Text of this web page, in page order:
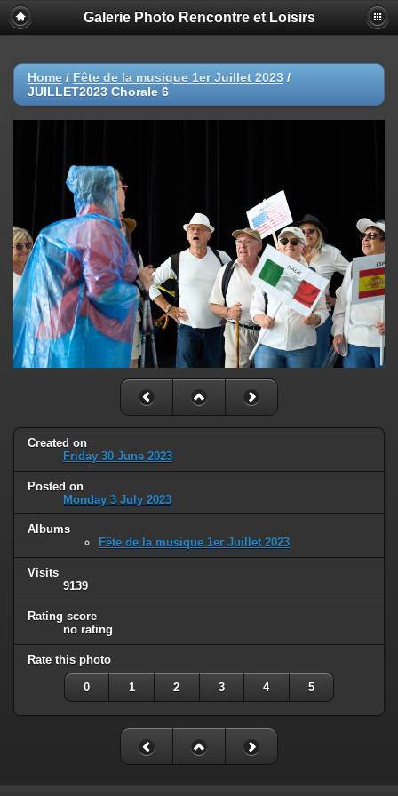
Galerie Photo Rencontre et Loisirs
Home / Fête de la musique 1er Juillet 2023 /
JUILLET2023 Chorale 6
Created on
Friday 30 June 2023
Posted on
Monday 3 July 2023
Albums
Fête de la musique 1er Juillet 2023
Visits
9139
Rating score
no rating
Rate this photo
0 1 2 3 4 5